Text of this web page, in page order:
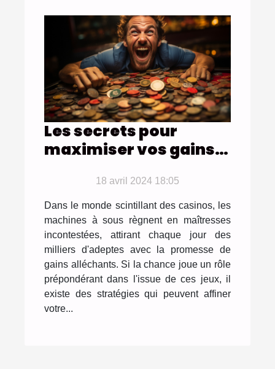
Les secrets pour
maximiser vos gains
18 avril 2024 18:05
Dans le monde scintillant des casinos, les
machines à sous règnent en maîtresses
incontestées, attirant chaque jour des
milliers d'adeptes avec la promesse de
gains alléchants. Si la chance joue un rôle
prépondérant dans l'issue de ces jeux, il
existe des stratégies qui peuvent affiner
votre...